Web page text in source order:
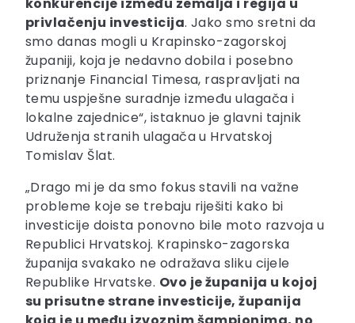
konkurencije između zemalja i regija u
privlačenju investicija. Jako smo sretni da
smo danas mogli u Krapinsko-zagorskoj
županiji, koja je nedavno dobila i posebno
priznanje Financial Timesa, raspravljati na
temu uspješne suradnje između ulagača i
lokalne zajednice“, istaknuo je glavni tajnik
Udruženja stranih ulagača u Hrvatskoj
Tomislav Šlat.
„Drago mi je da smo fokus stavili na važne
probleme koje se trebaju riješiti kako bi
investicije doista ponovno bile moto razvoja u
Republici Hrvatskoj. Krapinsko-zagorska
županija svakako ne odražava sliku cijele
Republike Hrvatske. Ovo je županija u kojoj
su prisutne strane investicije, županija